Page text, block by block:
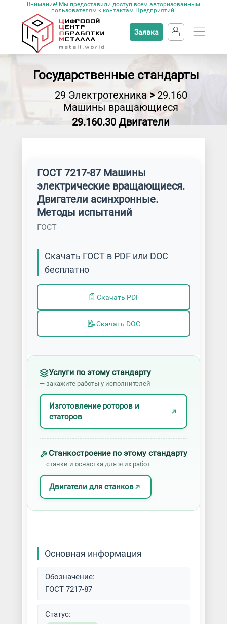
Внимание! Мы предоставили доступ всем авторизованным
пользователям к контактам Предприятий!
Заявка
Государственные стандарты
29 Электротехника>29.160
Машины вращающиеся
29.160.30 Двигатели
ГОСТ 7217-87 Машины
электрические вращающиеся.
Двигатели асинхронные.
Методы испытаний
ГОСТ
Скачать ГОСТ в PDF или DOC
бесплатно
📄 Скачать PDF
📝Скачать DOC
Услуги по этому стандарту
— закажите работы у исполнителей
Изготовление роторов и
статоров
Станкостроение по этому стандарту
— станки и оснастка для этих работ
Двигатели для станков
Основная информация
Обозначение:
ГОСТ 7217-87
Статус: